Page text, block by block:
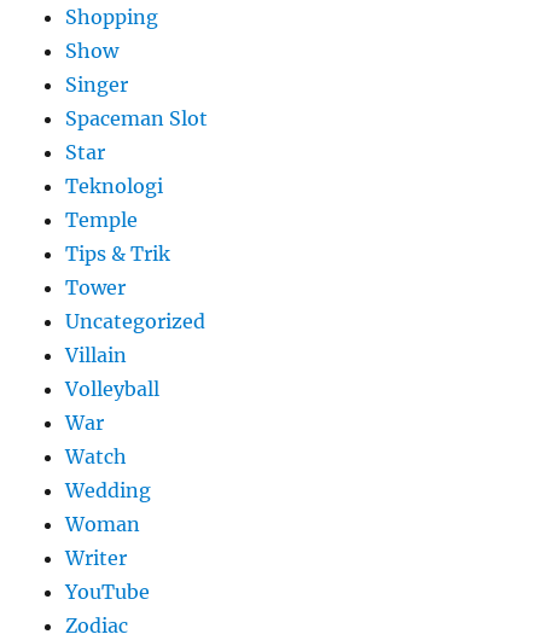
Shopping
Show
Singer
Spaceman Slot
Star
Teknologi
Temple
Tips & Trik
Tower
Uncategorized
Villain
Volleyball
War
Watch
Wedding
Woman
Writer
YouTube
Zodiac